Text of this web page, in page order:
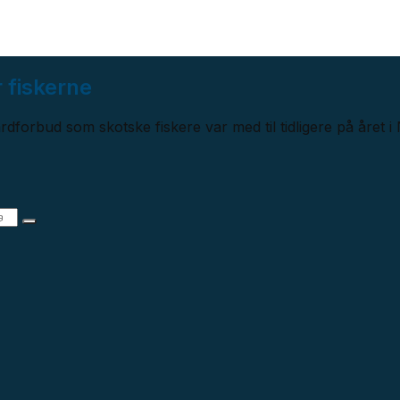
fiskerne
som skotske fiskere var med til tidligere på året i